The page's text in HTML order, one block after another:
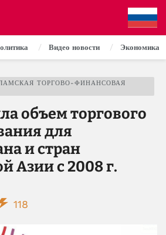
Видео новости Экономика
ТОРГОВО-ФИНАНСОВАЯ
объем торгового
для
и стран
Азии с 2008 г.
118